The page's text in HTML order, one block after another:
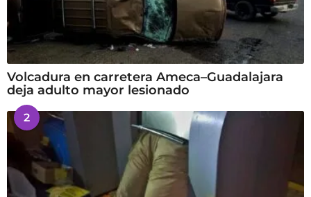
Volcadura en carretera Ameca–Guadalajara
deja adulto mayor lesionado
2